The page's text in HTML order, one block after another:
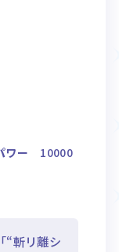
ワー
10000
“斬リ離シ